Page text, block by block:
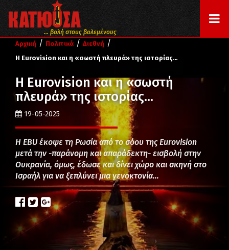
... βολή στους βολεμένους
Αρχική / Πολιτικά / Διεθνή /
Η Eurovision και η «σωστή πλευρά» της ιστορίας…
Η Eurovision και η «σωστή
πλευρά» της ιστορίας…
19-05-2025
H EΒU έκοψε τη Ρωσία από το σόου της Eurovision
μετά την -παράνομη και απαράδεκτη- εισβολή στην
Ουκρανία, όμως, έδωσε και δίνει χώρο και σκηνή στο
Ισραήλ για να ξεπλύνει μια γενοκτονία…